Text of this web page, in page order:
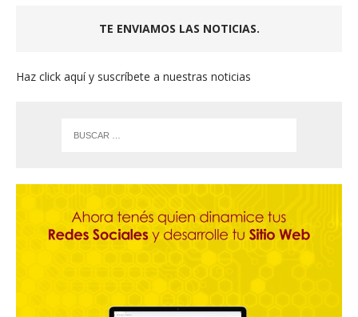
TE ENVIAMOS LAS NOTICIAS.
Haz click aquí y suscríbete a nuestras noticias